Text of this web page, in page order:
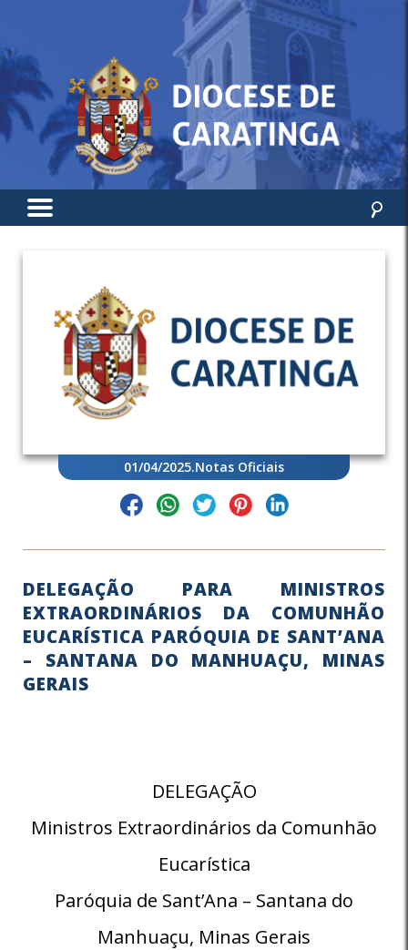
01/04/2025.Notas Oficiais
DELEGAÇÃO PARA MINISTROS
EXTRAORDINÁRIOS DA COMUNHÃO
EUCARÍSTICA PARÓQUIA DE SANT’ANA
– SANTANA DO MANHUAÇU, MINAS
GERAIS
DELEGAÇÃO
Ministros Extraordinários da Comunhão
Eucarística
Paróquia de Sant’Ana – Santana do
Manhuaçu, Minas Gerais